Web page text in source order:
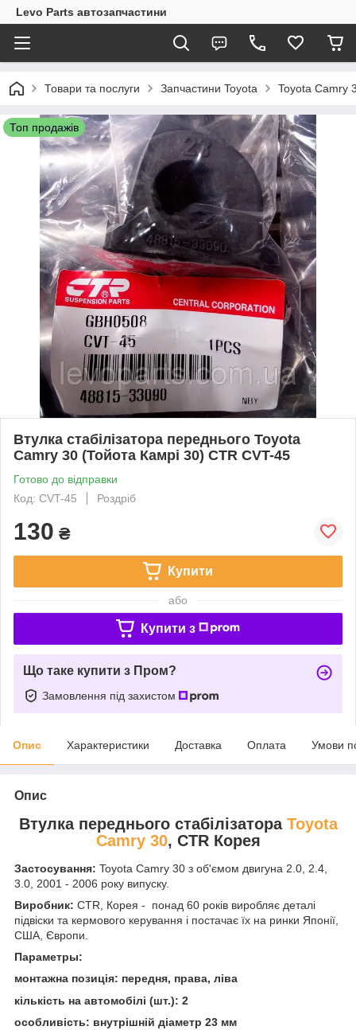
Levo Parts автозапчастини
Товари та послуги Запчастини Toyota Toyota Camry
Топ продажів
Втулка стабілізатора переднього Toyota
Camry 30 (Тойота Камрі 30) CTR CVT-45
Готово до відправки
Код: CVT-45
Роздріб
130 ₴
Купити
або
Купити з
Що таке купити з Пром?
Замовлення під захистом
Опис Характеристики Доставка Оплата Умови
Опис
Втулка переднього стабілізатора Toyota
Camry 30, CTR Корея
Застосування: Toyota Camry 30 з об'ємом двигуна 2.0, 2.4,
3.0, 2001 - 2006 року випуску.
Виробник: CTR, Корея - понад 60 років виробляє деталі
підвіски та кермового керування і постачає їх на ринки Японії,
США, Європи.
Параметры:
монтажна позиція: передня, права, ліва
кількість на автомобілі (шт.): 2
особливість: внутрішній діаметр 23 мм